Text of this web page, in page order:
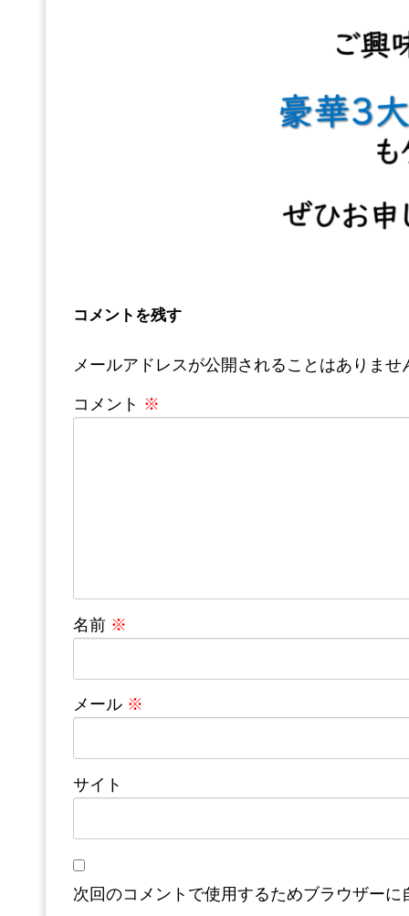
コメントを残す
メールアドレスが公開されることはありませ
コメント ※
名前 ※
メール ※
サイト
次回のコメントで使用するためブラウザー